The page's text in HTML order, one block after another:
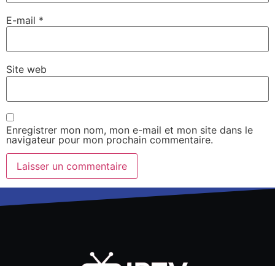
E-mail *
Site web
Enregistrer mon nom, mon e-mail et mon site dans le
navigateur pour mon prochain commentaire.